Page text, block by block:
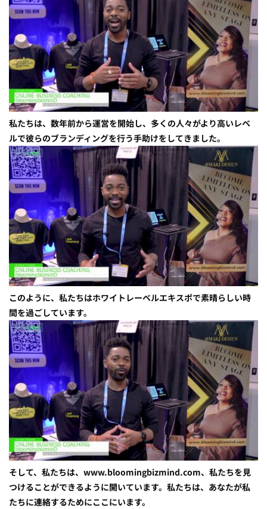
私たちは、数年前から運営を開始し、多くの人々がより高いレベ
ルで彼らのブランディングを行う手助けをしてきました。
このように、私たちはホワイトレーベルエキスポで素晴らしい時
間を過ごしています。
そして、私たちは、www.bloomingbizmind.com、私たちを見
つけることができるように開いています。私たちは、あなたが私
たちに連絡するためにここにいます。